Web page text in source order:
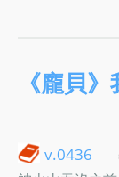
《龐貝
v.0436